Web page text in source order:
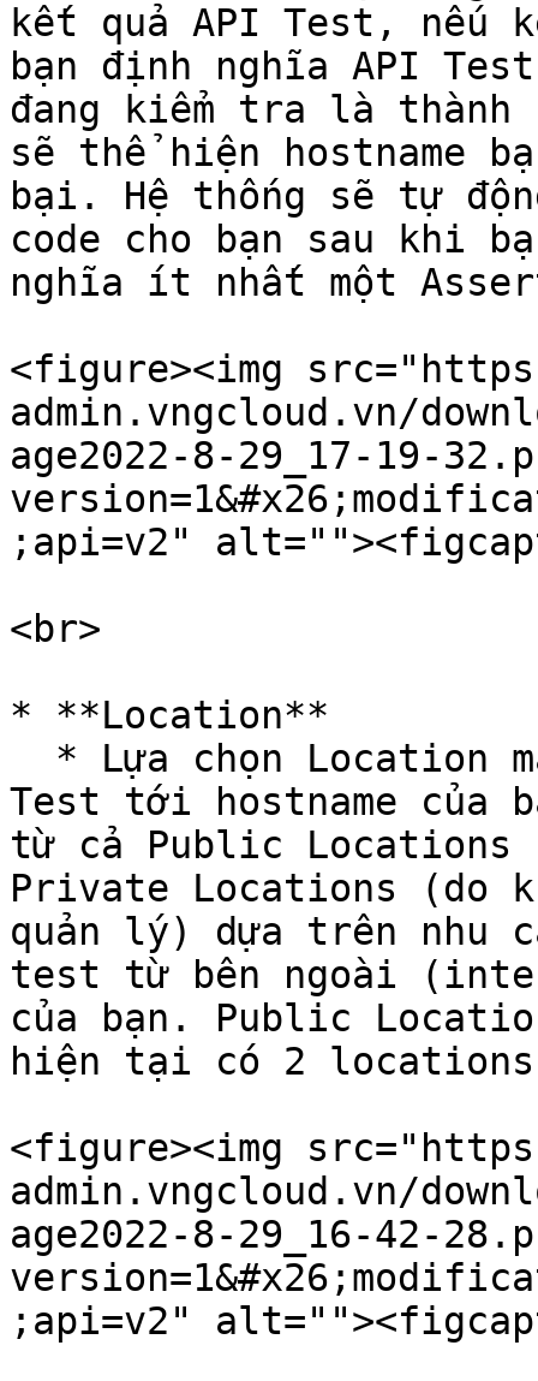
kết quả API Test, nếu
bạn định nghĩa API
đang kiểm tra là thành
sẽ thể hiện hostname
bại. Hệ thống sẽ tự
code cho bạn sau khi
nghĩa ít nhất một
<figure><img
admin.vngcloud.vn/
age2022-8-29_17-19-
;api=v2"
<br>
* **Location**
Test tới hostname của
từ cả Public Locations
Private Locations (do
quản lý) dựa trên nhu
test từ bên ngoài
của bạn. Public
hiện tại có 2 locations
<figure><img
admin.vngcloud.vn/
age2022-8-29_16-42-
;api=v2"